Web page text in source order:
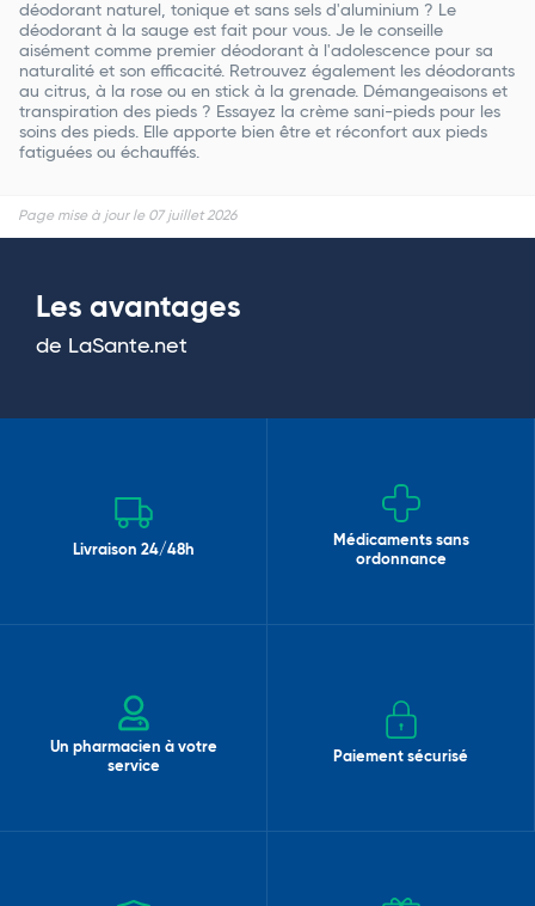
déodorant naturel, tonique et sans sels d'aluminium ? Le
déodorant à la sauge est fait pour vous. Je le conseille
aisément comme premier déodorant à l'adolescence pour sa
naturalité et son efficacité. Retrouvez également les déodorants
au citrus, à la rose ou en stick à la grenade. Démangeaisons et
transpiration des pieds ? Essayez la crème sani-pieds pour les
soins des pieds. Elle apporte bien être et réconfort aux pieds
fatiguées ou échauffés.
Page mise à jour le 07 juillet 2026
Les avantages
de LaSante.net
Livraison 24/48h
Médicaments sans
ordonnance
Un pharmacien à votre
service
Paiement sécurisé